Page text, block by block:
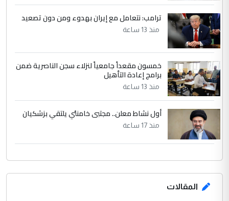
ترامب: نتعامل مع إيران بهدوء ومن دون تصعيد
منذ 13 ساعة
خمسون مقعداً جامعياً لنزلاء سجن الناصرية ضمن
برامج إعادة التأهيل
منذ 13 ساعة
أول نشاط معلن.. مجتبى خامنئي يلتقي بزشكيان
منذ 17 ساعة
المقالات